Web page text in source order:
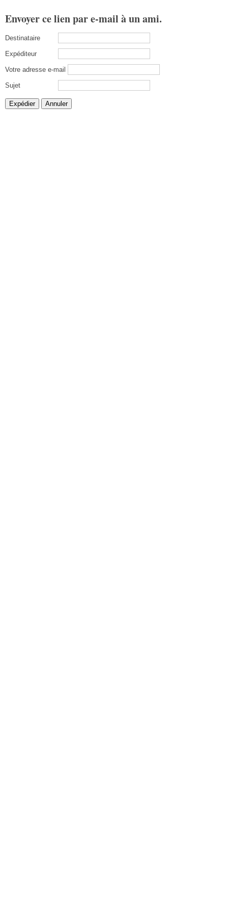
Envoyer ce lien par e-mail à un ami.
Destinataire
Expéditeur
Votre adresse e-mail
Sujet
Expédier Annuler